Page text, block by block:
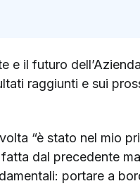
e il futuro
raggiunti e sui
“è stato nel mio
dal precedente
portare a